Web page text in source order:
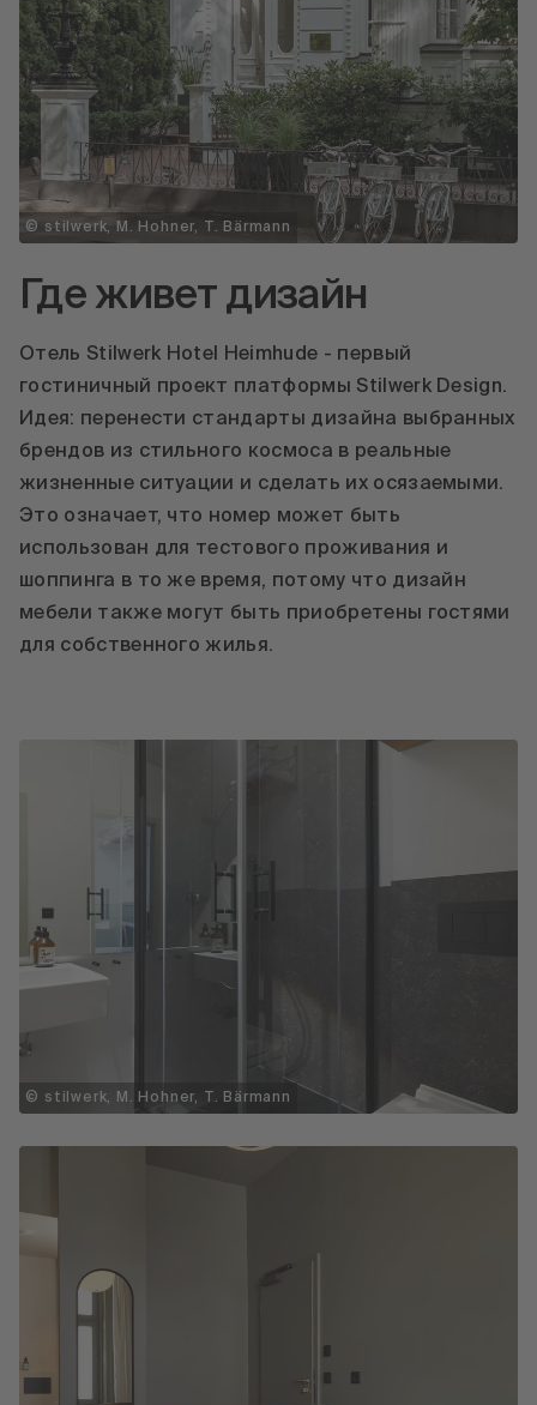
© stilwerk, M. Hohner, T. Bärmann
Где живет дизайн
Отель Stilwerk Hotel Heimhude - первый
гостиничный проект платформы Stilwerk Design.
Идея: перенести стандарты дизайна выбранных
брендов из стильного космоса в реальные
жизненные ситуации и сделать их осязаемыми.
Это означает, что номер может быть
использован для тестового проживания и
шоппинга в то же время, потому что дизайн
мебели также могут быть приобретены гостями
для собственного жилья.
© stilwerk, M. Hohner, T. Bärmann